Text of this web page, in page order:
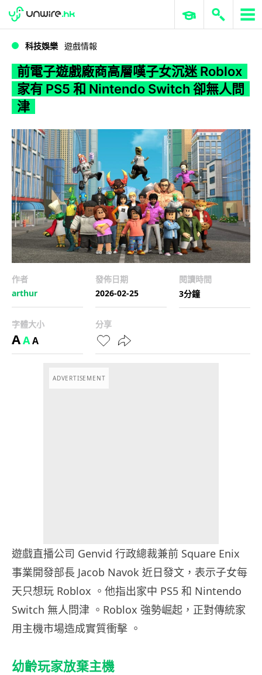
WWDC 2026 ERP 與商業 AI
科技娛樂 遊戲情報
前電子遊戲廠商高層嘆子女沉迷 Roblox
家有 PS5 和 Nintendo Switch 卻無人問
津
作者
arthur
發佈日期
2026-02-25
閱讀時間
3分鐘
字體大小
AAA
分享
ADVERTISEMENT
遊戲直播公司 Genvid 行政總裁兼前 Square Enix
事業開發部長 Jacob Navok 近日發文，表示子女每
天只想玩 Roblox 。他指出家中 PS5 和 Nintendo
Switch 無人問津 。Roblox 強勢崛起，正對傳統家
用主機市場造成實質衝擊 。
幼齡玩家放棄主機